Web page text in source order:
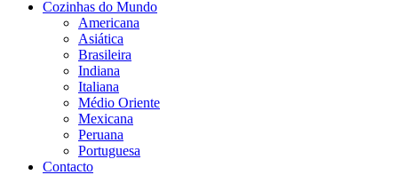
Cozinhas do Mundo
Americana
Asiática
Brasileira
Indiana
Italiana
Médio Oriente
Mexicana
Peruana
Portuguesa
Contacto